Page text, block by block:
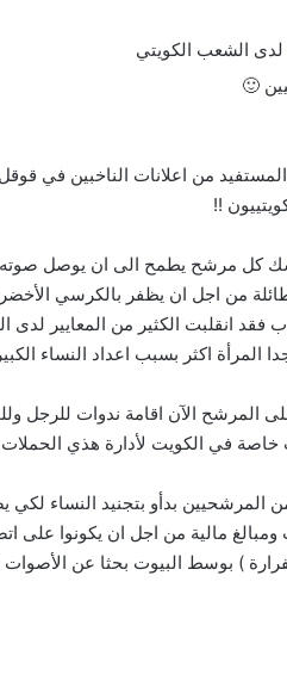
لدى الشعب الكويتي
🙂
المستفيد من اعلانات الناخبين
!!
كل مرشح يطمح الى ان يوصل صوته (
من اجل ان يظفر بالكرسي
فقد انقلبت الكثير من المعايير
المرأة اكثر بسبب اعداد النساء
المرشح الآن اقامة ندوات للرجل
في الكويت لأدارة هذي
المرشحيين بدأو بتجنيد النساء لكي
ومبالغ مالية من اجل ان يكونوا على
) بوسط البيوت بحثا عن